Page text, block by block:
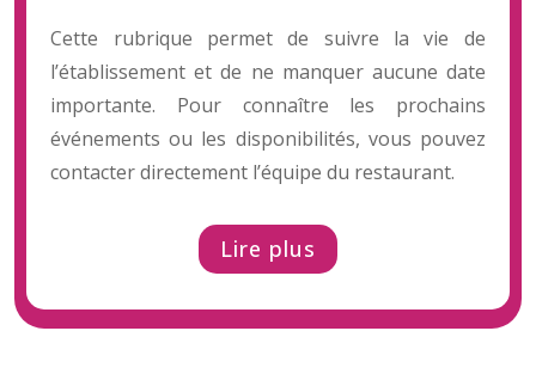
Cette rubrique permet de suivre la vie de
l’établissement et de ne manquer aucune date
importante. Pour connaître les prochains
événements ou les disponibilités, vous pouvez
contacter directement l’équipe du restaurant.
Lire plus